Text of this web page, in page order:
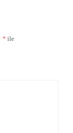
* ile